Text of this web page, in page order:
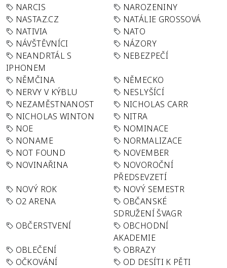
NARCIS
NAROZENINY
NASTAZ.CZ
NATÁLIE GROSSOVÁ
NATIVIA
NATO
NÁVŠTĚVNÍCI
NÁZORY
NEANDRTÁL S
IPHONEM
NEBEZPEČÍ
NĚMČINA
NĚMECKO
NERVY V KÝBLU
NESLYŠÍCÍ
NEZAMĚSTNANOST
NICHOLAS CARR
NICHOLAS WINTON
NITRA
NOE
NOMINACE
NONAME
NORMALIZACE
NOT FOUND
NOVEMBER
NOVINAŘINA
NOVOROČNÍ
PŘEDSEVZETÍ
NOVÝ ROK
NOVÝ SEMESTR
O2 ARENA
OBČANSKÉ
SDRUŽENÍ ŠVAGR
OBČERSTVENÍ
OBCHODNÍ
AKADEMIE
OBLEČENÍ
OBRAZY
OČKOVÁNÍ
OD DESÍTI K PĚTI